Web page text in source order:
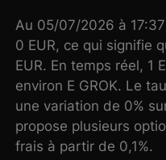
Au 05/07/2026 à
0 EUR, ce qui signifie
EUR. En temps réel, 1
environ E GROK. Le
une variation de 0%
propose plusieurs
frais à partir de 0,1%.